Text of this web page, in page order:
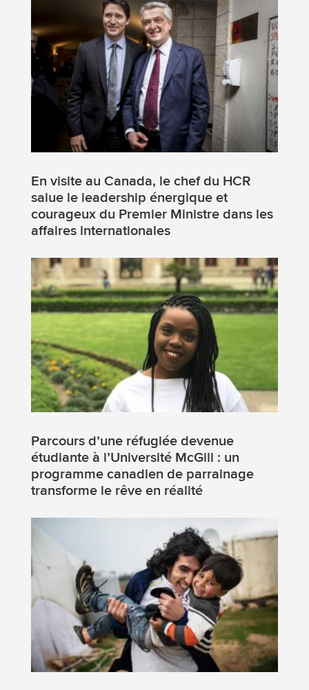
En visite au Canada, le chef du HCR
salue le leadership énergique et
courageux du Premier Ministre dans les
affaires internationales
Parcours d’une réfugiée devenue
étudiante à l’Université McGill : un
programme canadien de parrainage
transforme le rêve en réalité